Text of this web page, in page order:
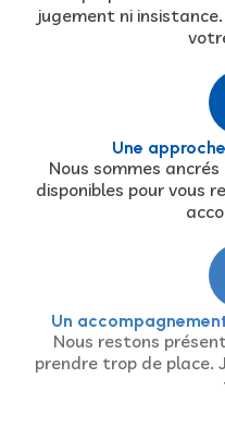
jugement ni
Une
Nous sommes
disponibles pour vous
Un
Nous restons
prendre trop de place.